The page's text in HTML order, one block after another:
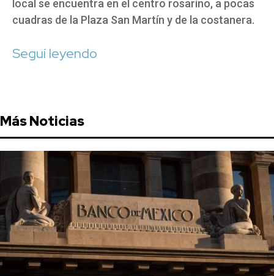
local se encuentra en el centro rosarino, a pocas
cuadras de la Plaza San Martín y de la costanera.
Seguí leyendo
Más Noticias